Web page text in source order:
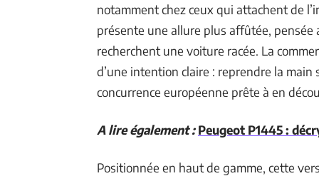
notamment chez ceux qui attachent de
présente une allure plus affûtée,
recherchent une voiture racée. La
d’une intention claire : reprendre la main
concurrence européenne prête à en
A lire également : Peugeot P1445 :
Positionnée en haut de gamme, cette